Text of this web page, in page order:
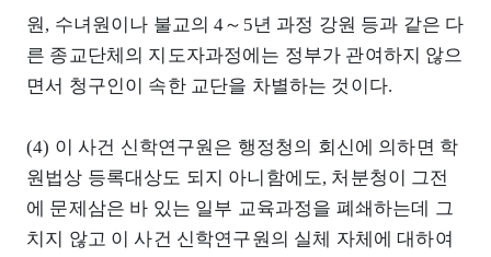
원, 수녀원이나 불교의 4～5년 과정 강원 등과 같은 다
른 종교단체의 지도자과정에는 정부가 관여하지 않으
면서 청구인이 속한 교단을 차별하는 것이다.
(4) 이 사건 신학연구원은 행정청의 회신에 의하면 학
원법상 등록대상도 되지 아니함에도, 처분청이 그전
에 문제삼은 바 있는 일부 교육과정을 폐쇄하는데 그
치지 않고 이 사건 신학연구원의 실체 자체에 대하여